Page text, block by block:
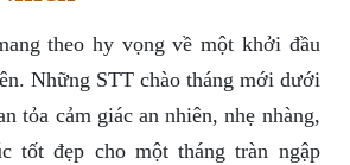
theo hy vọng về một khởi đầu
Những STT chào tháng mới dưới
tỏa cảm giác an nhiên, nhẹ nhàng,
tốt đẹp cho một tháng tràn ngập